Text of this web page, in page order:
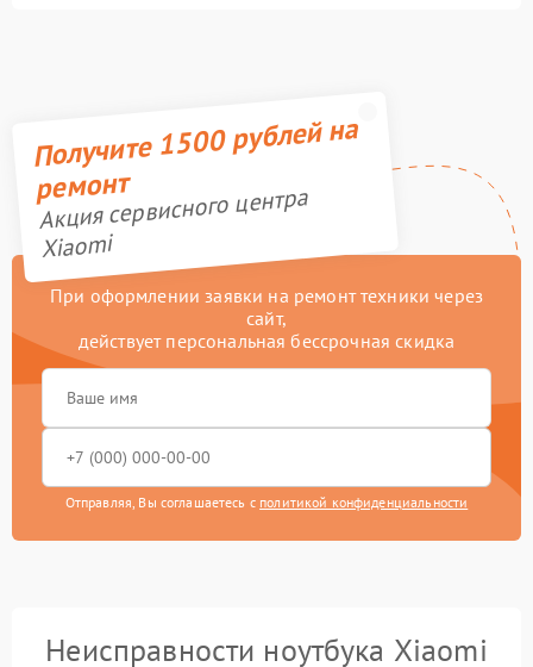
Получите 1500 рублей на
ремонт
Акция сервисного центра
Xiaomi
При оформлении заявки на ремонт техники через
сайт,
действует персональная бессрочная скидка
Отправляя, Вы соглашаетесь с политикой конфиденциальности
Неисправности ноутбука Xiaomi